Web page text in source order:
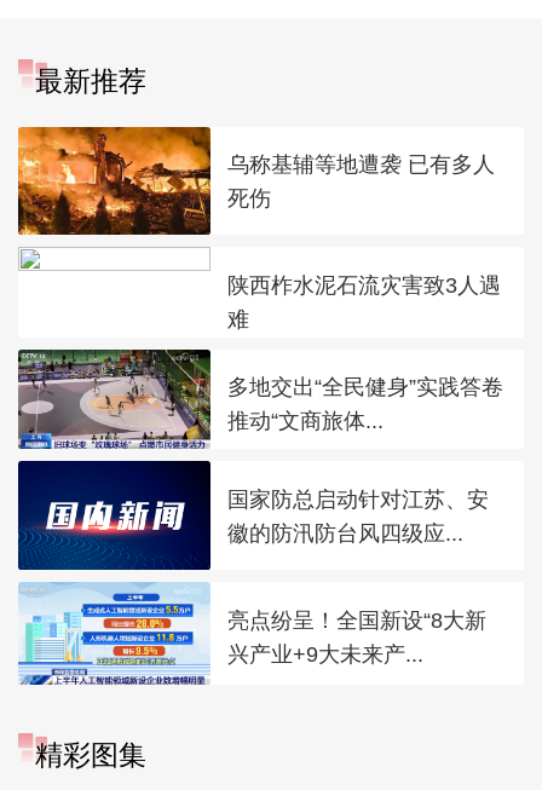
最新推荐
乌称基辅等地遭袭 已有多人
死伤
陕西柞水泥石流灾害致3人遇
难
多地交出“全民健身”实践答卷
推动“文商旅体...
国家防总启动针对江苏、安
徽的防汛防台风四级应...
亮点纷呈！全国新设“8大新
兴产业+9大未来产...
精彩图集
“大地指纹”奏响夏夜文旅乐